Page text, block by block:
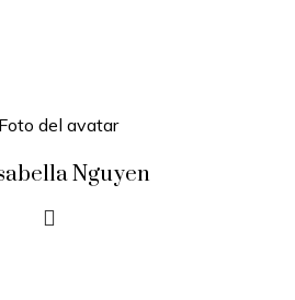
Nguyen